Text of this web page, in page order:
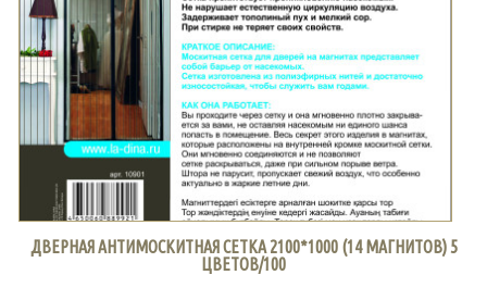
ДВЕРНАЯ АНТИМОСКИТНАЯ СЕТКА 2100*1000 (14 МАГНИТОВ) 5
ЦВЕТОВ/100